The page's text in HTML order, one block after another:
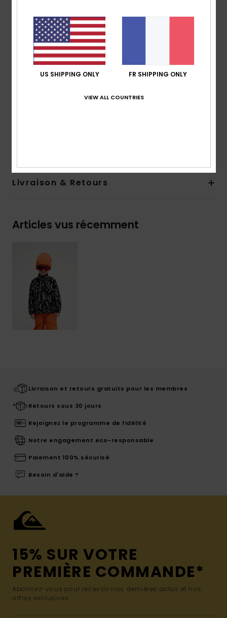
respirabilité
Made Better :fabriqué avec 90 % de fibres de
polyester recyclé issues de déchets plastiques
Matière :100 % polyester recyclé
190 g/m2
Coupe :confort
Livraison & Retours
Articles vus récemment
Livraison et retours gratuits pour les membres
Retours sous 30 jours
Rejoignez le programme de fidélité
Notre engagement eco-responsable
Paiement 100% sécurisé
Besoin d'aide ?
15% SUR VOTRE
PREMIÈRE COMMANDE*
Abonnez-vous pour recevoir nos dernières actus et nos
offres exclusives.
US SHIPPING ONLY FR SHIPPING ONLY
VIEW ALL COUNTRIES